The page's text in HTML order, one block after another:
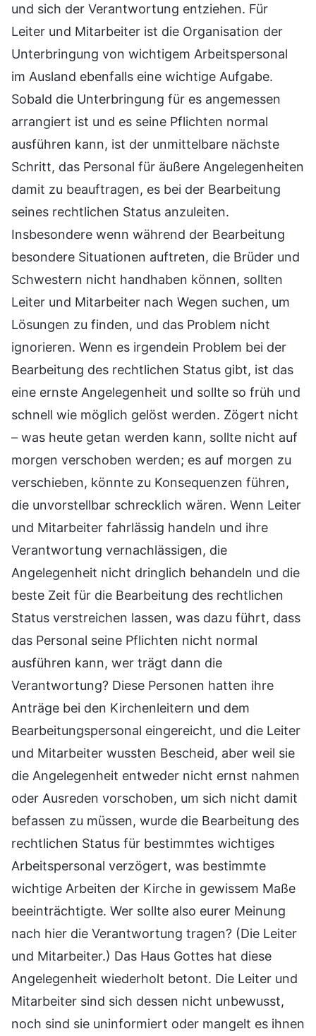
und sich der Verantwortung entziehen. Für
Leiter und Mitarbeiter ist die Organisation der
Unterbringung von wichtigem Arbeitspersonal
im Ausland ebenfalls eine wichtige Aufgabe.
Sobald die Unterbringung für es angemessen
arrangiert ist und es seine Pflichten normal
ausführen kann, ist der unmittelbare nächste
Schritt, das Personal für äußere Angelegenheiten
damit zu beauftragen, es bei der Bearbeitung
seines rechtlichen Status anzuleiten.
Insbesondere wenn während der Bearbeitung
besondere Situationen auftreten, die Brüder und
Schwestern nicht handhaben können, sollten
Leiter und Mitarbeiter nach Wegen suchen, um
Lösungen zu finden, und das Problem nicht
ignorieren. Wenn es irgendein Problem bei der
Bearbeitung des rechtlichen Status gibt, ist das
eine ernste Angelegenheit und sollte so früh und
schnell wie möglich gelöst werden. Zögert nicht
– was heute getan werden kann, sollte nicht auf
morgen verschoben werden; es auf morgen zu
verschieben, könnte zu Konsequenzen führen,
die unvorstellbar schrecklich wären. Wenn Leiter
und Mitarbeiter fahrlässig handeln und ihre
Verantwortung vernachlässigen, die
Angelegenheit nicht dringlich behandeln und die
beste Zeit für die Bearbeitung des rechtlichen
Status verstreichen lassen, was dazu führt, dass
das Personal seine Pflichten nicht normal
ausführen kann, wer trägt dann die
Verantwortung? Diese Personen hatten ihre
Anträge bei den Kirchenleitern und dem
Bearbeitungspersonal eingereicht, und die Leiter
und Mitarbeiter wussten Bescheid, aber weil sie
die Angelegenheit entweder nicht ernst nahmen
oder Ausreden vorschoben, um sich nicht damit
befassen zu müssen, wurde die Bearbeitung des
rechtlichen Status für bestimmtes wichtiges
Arbeitspersonal verzögert, was bestimmte
wichtige Arbeiten der Kirche in gewissem Maße
beeinträchtigte. Wer sollte also eurer Meinung
nach hier die Verantwortung tragen? (Die Leiter
und Mitarbeiter.) Das Haus Gottes hat diese
Angelegenheit wiederholt betont. Die Leiter und
Mitarbeiter sind sich dessen nicht unbewusst,
noch sind sie uninformiert oder mangelt es ihnen